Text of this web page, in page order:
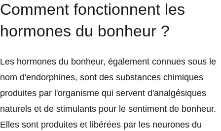
Comment fonctionnent les
hormones du bonheur ?
Les hormones du bonheur, également connues sous le
nom d'endorphines, sont des substances chimiques
produites par l'organisme qui servent d'analgésiques
naturels et de stimulants pour le sentiment de bonheur.
Elles sont produites et libérées par les neurones du